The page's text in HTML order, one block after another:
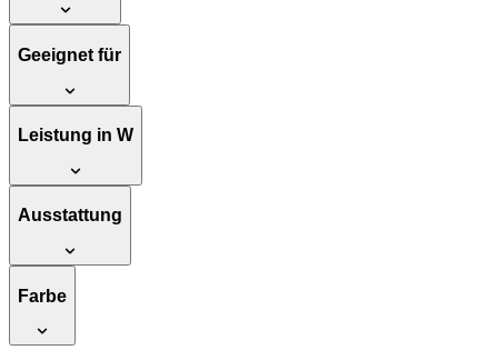
Geeignet für
Leistung in W
Ausstattung
Farbe